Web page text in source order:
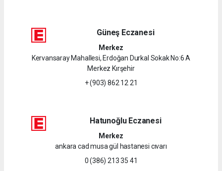
Güneş Eczanesi
Merkez
Kervansaray Mahallesi, Erdoğan Durkal Sokak No:6 A
Merkez Kırşehir
+ (903) 862 12 21
Hatunoğlu Eczanesi
Merkez
ankara cad musa gül hastanesi cıvarı
0 (386) 213 35 41